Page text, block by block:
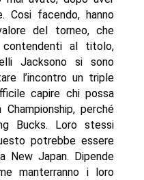
facendo, hanno
del torneo, che
al titolo,
Jacksono si sono
l’incontro un triple
capire chi possa
perché
Bucks. Loro stessi
potrebbe essere
New Japan. Dipende
manterranno i loro